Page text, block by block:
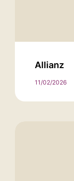
Allianz
11/02/2026